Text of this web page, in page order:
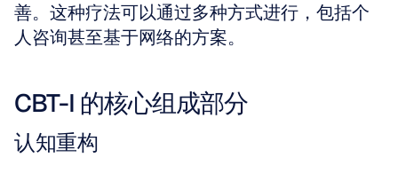
善。这种疗法可以通过多种方式进行，包括个
人咨询甚至基于网络的方案。
CBT-I 的核心组成部分
认知重构